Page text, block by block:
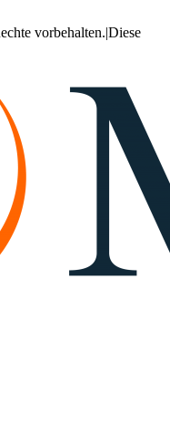
vorbehalten.|Diese